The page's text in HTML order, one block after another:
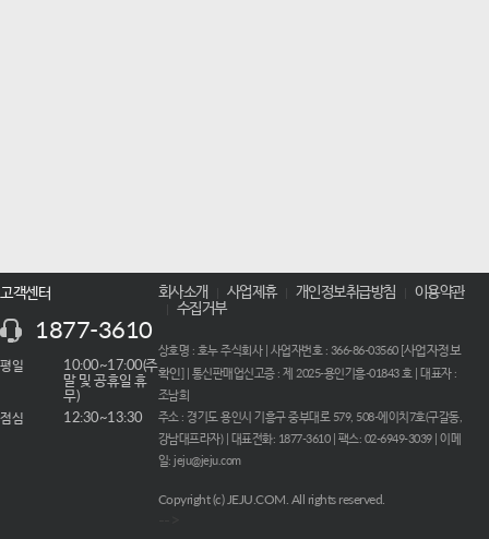
고객센터
1877-3610
평일
10:00~17:00(주
말 및 공휴일 휴
무)
점심 12:30~13:30
회사소개 사업제휴 개인정보취급방침
이용약관
수집거부
상호명 : 호누 주식회사 | 사업자번호 : 366-86-03560 [ 사업자정보
확인
] | 통신판매업신고증 : 제 2025-용인기흥-01843 호 | 대표자 :
조남희
주소 : 경기도 용인시 기흥구 중부대로 579, 508-에이치7호(구갈동,
강남대프라자) | 대표전화: 1877-3610 | 팩스: 02-6949-3039 | 이메
일: jeju@jeju.com
Copyright (c) JEJU.COM. All rights reserved.